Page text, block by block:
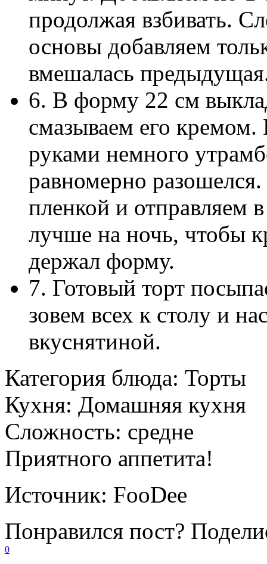
продолжая взбивать.
основы добавляем
вмешалась
6. В форму 22 см
смазываем его
руками немного
равномерно
пленкой и отправляем
лучше на ночь, чтобы
держал форму.
7. Готовый торт
зовем всех к столу и
вкуснятиной.
Категория блюда: Торты
Кухня: Домашняя кухня
Сложность: средне
Приятного аппетита!
Источник: FooDee
Понравился пост?
0